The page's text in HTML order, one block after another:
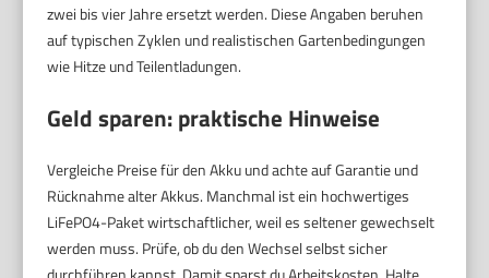
zwei bis vier Jahre ersetzt werden. Diese Angaben beruhen
auf typischen Zyklen und realistischen Gartenbedingungen
wie Hitze und Teilentladungen.
Geld sparen: praktische Hinweise
Vergleiche Preise für den Akku und achte auf Garantie und
Rücknahme alter Akkus. Manchmal ist ein hochwertiges
LiFePO4-Paket wirtschaftlicher, weil es seltener gewechselt
werden muss. Prüfe, ob du den Wechsel selbst sicher